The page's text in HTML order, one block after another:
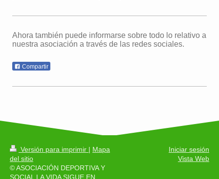
Ahora también puede informarse sobre todo lo relativo a
nuestra asociación a través de las redes sociales.
Compartir
Versión para imprimir | Mapa
del sitio
© ASOCIACIÓN DEPORTIVA Y
SOCIAL LA VIDA SIGUE EN
Iniciar sesión
Vista Web